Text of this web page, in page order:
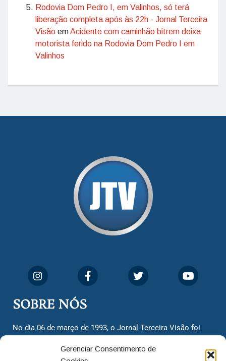
Gerenciar Consentimento de
Rodovia Dom Pedro I, em Valinhos, só terá
liberação completa após às 22h - Jornal Terceira
Visão emAcidente com caminhão bitrem deixa
motorista ferido na Rodovia Dom Pedro I em
Valinhos
SOBRE NÓS
No dia 06 de março de 1993, o Jornal Terceira Visão foi
cidadãos valinhenses, já que naquela época só existiam